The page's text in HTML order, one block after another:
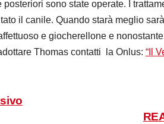
posteriori sono state operate. I
il canile. Quando starà meglio
e giocherellone e
Thomas contatti la Onlus: “Il